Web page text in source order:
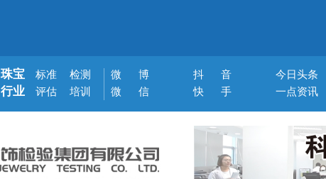
珠宝
行业
标准
评估
检测
培训
微 博
微 信
抖 音
快 手
今日头条
一点资讯